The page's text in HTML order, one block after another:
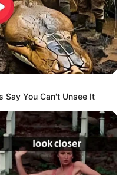
nebst Wellnessbereich
können außerdem
Badestellen mit
Meer und am
Informationen unterBa
de Baalje in Aurich - Das
und Freizeitbad in Aurich
Im
ein großes Außenbecken
unterFreizeitba
Say You Can't Unsee It